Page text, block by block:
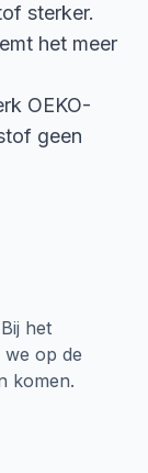
sterker.
het meer
OEKO-
geen
het
op de
komen.